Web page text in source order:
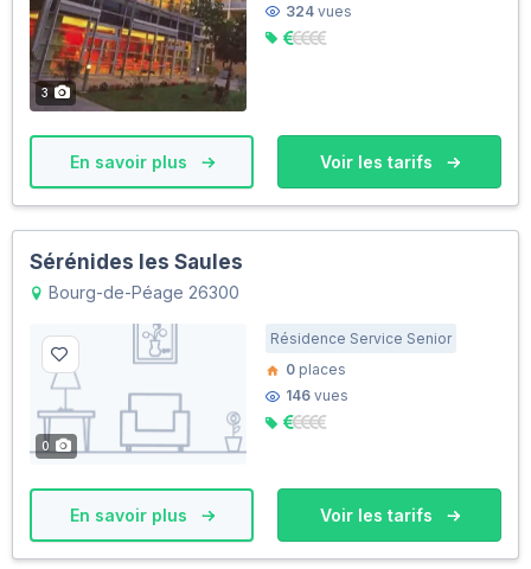
3
324 vues
En savoir plus Voir les tarifs
Sérénides les Saules
Bourg-de-Péage 26300
0
Résidence Service Senior
0 places
146 vues
En savoir plus Voir les tarifs